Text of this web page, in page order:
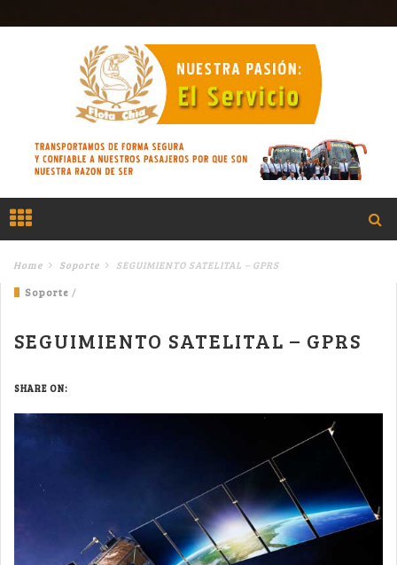
Home Soporte SEGUIMIENTO SATELITAL – GPRS
Soporte /
SEGUIMIENTO SATELITAL – GPRS
SHARE ON: